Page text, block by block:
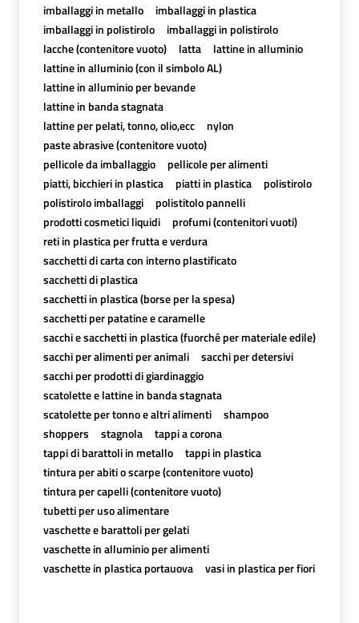
imballaggi in metallo
imballaggi in plastica
imballaggi in polistirolo
imballaggi in polistirolo
lacche (contenitore vuoto)
latta
lattine in alluminio
lattine in alluminio (con il simbolo AL)
lattine in alluminio per bevande
lattine in banda stagnata
lattine per pelati, tonno, olio,ecc
nylon
paste abrasive (contenitore vuoto)
pellicole da imballaggio
pellicole per alimenti
piatti, bicchieri in plastica
piatti in plastica
polistirolo
polistirolo imballaggi
polistitolo pannelli
prodotti cosmetici liquidi
profumi (contenitori vuoti)
reti in plastica per frutta e verdura
sacchetti di carta con interno plastificato
sacchetti di plastica
sacchetti in plastica (borse per la spesa)
sacchetti per patatine e caramelle
sacchi e sacchetti in plastica (fuorché per materiale edile)
sacchi per alimenti per animali
sacchi per detersivi
sacchi per prodotti di giardinaggio
scatolette e lattine in banda stagnata
scatolette per tonno e altri alimenti
shampoo
shoppers
stagnola
tappi a corona
tappi di barattoli in metallo
tappi in plastica
tintura per abiti o scarpe (contenitore vuoto)
tintura per capelli (contenitore vuoto)
tubetti per uso alimentare
vaschette e barattoli per gelati
vaschette in alluminio per alimenti
vaschette in plastica portauova
vasi in plastica per fiori